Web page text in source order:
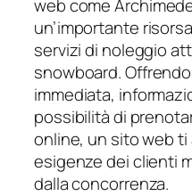
web come
un’importante
servizi di noleggio
snowboard.
immediata,
possibilità di
online, un sito web
esigenze dei clienti
dalla concorrenza.